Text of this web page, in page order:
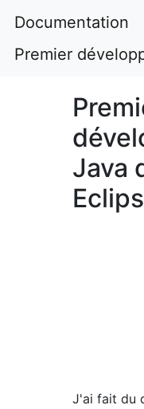
Documentation
Premier
Java
J'ai fait du